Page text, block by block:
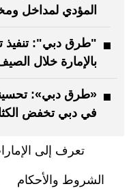
المؤدي لمداخل
بالإمارة خلال
«طرق دبي»:
في دبي تخفض الكثافة
تعرف إلى
الشروط والأحكام